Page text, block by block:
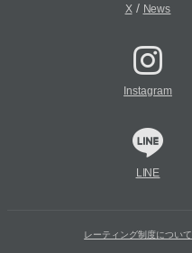
X/ News
Instagram
LINE
レーティング制度について